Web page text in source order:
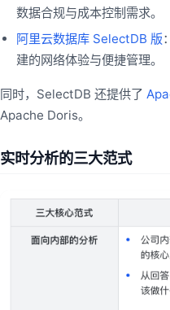
数据合规与成本控制需求。
阿里云数据库 SelectDB 版
建的网络体验与便捷管理。
同时，SelectDB 还提供了
Apache Doris。
实时分析的三大范式